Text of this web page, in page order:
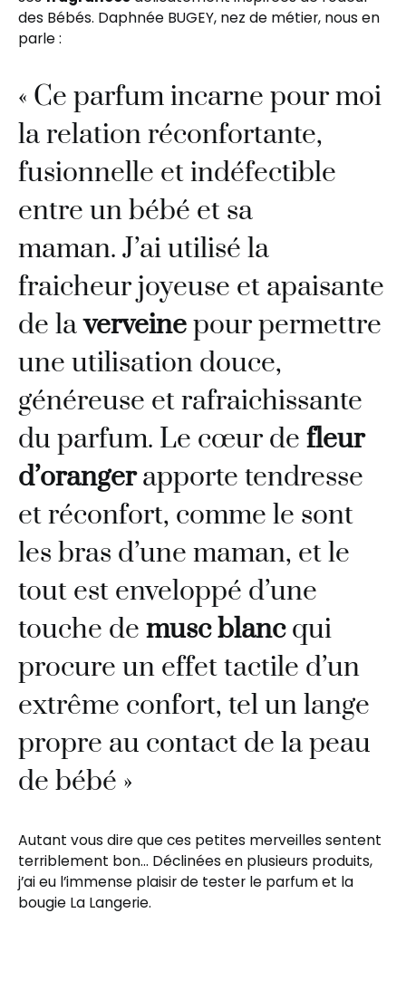
des Bébés. Daphnée BUGEY, nez de métier, nous en
parle :
« Ce parfum incarne pour moi
la relation réconfortante,
fusionnelle et indéfectible
entre un bébé et sa
maman. J’ai utilisé la
fraicheur joyeuse et apaisante
de laverveinepour permettre
une utilisation douce,
généreuse et rafraichissante
du parfum. Le cœur de fleur
d’orangerapporte tendresse
et réconfort, comme le sont
les bras d’une maman, et le
tout est enveloppé d’une
touche de musc blancqui
procure un effet tactile d’un
extrême confort, tel un lange
propre au contact de la peau
de bébé »
Autant vous dire que ces petites merveilles sentent
terriblement bon… Déclinées en plusieurs produits,
j’ai eu l’immense plaisir de tester le parfum et la
bougie La Langerie.